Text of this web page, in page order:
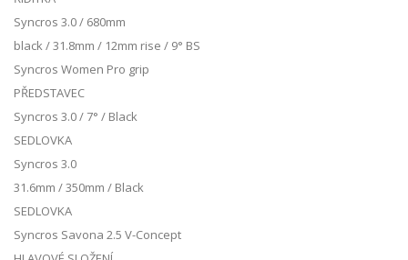
Syncros 3.0 / 680mm
black / 31.8mm / 12mm rise / 9° BS
Syncros Women Pro grip
PŘEDSTAVEC
Syncros 3.0 / 7° / Black
SEDLOVKA
Syncros 3.0
31.6mm / 350mm / Black
SEDLOVKA
Syncros Savona 2.5 V-Concept